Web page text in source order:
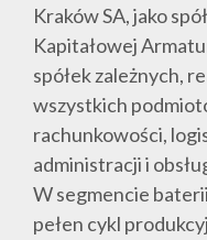
Kraków SA, jako
Kapitałowej
spółek zależnych,
wszystkich
rachunkowości,
administracji i
W segmencie
pełen cykl